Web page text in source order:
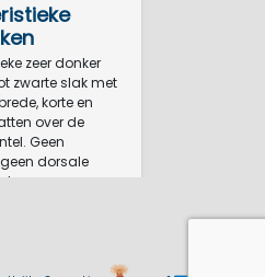
zeer donker
zwarte slak met
korte en
over de
Geen
dorsale
en geen